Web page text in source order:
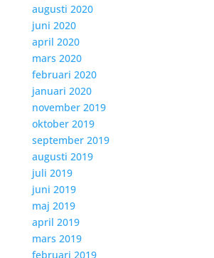
augusti 2020
juni 2020
april 2020
mars 2020
februari 2020
januari 2020
november 2019
oktober 2019
september 2019
augusti 2019
juli 2019
juni 2019
maj 2019
april 2019
mars 2019
februari 2019